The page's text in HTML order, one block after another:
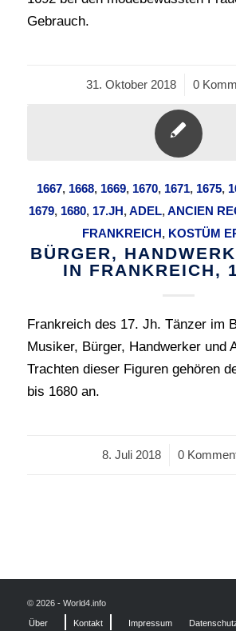
Gebrauch.
31. Oktober 2018
/ 0
1667, 1668, 1669, 1670, 1671, 1675,
1679, 1680, 17.JH,ADEL,ANCIEN
FRANKREICH, KOSTÜM
BÜRGER,
IN FRANKREICH,
Frankreich des 17. Jh. Tänzer im
Musiker, Bürger, Handwerker und
Trachten dieser Figuren gehören
bis 1680 an.
8. Juli 2018
/ 0
© 2026 - World4.info
Über Kontakt Impressum